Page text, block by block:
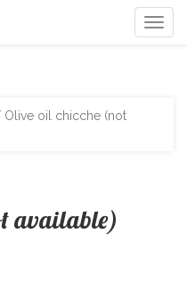
Olive oil chicche (not
available)